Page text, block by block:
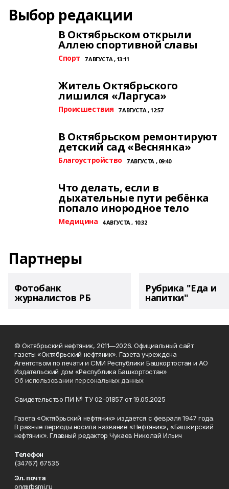
Выбор редакции
В Октябрьском открыли
Аллею спортивной славы
Спорт 7 АВГУСТА , 13:11
Житель Октябрьского
лишился «Ларгуса»
Происшествия 7 АВГУСТА , 12:57
В Октябрьском ремонтируют
детский сад «Веснянка»
Благоустройство 7 АВГУСТА , 09:40
Что делать, если в
дыхательные пути ребёнка
попало инородное тело
Медицина 4 АВГУСТА , 10:32
Партнеры
Фотобанк
журналистов РБ
Рубрика "Еда и
напитки"
© Октябрьский нефтяник, 2011—2026. Официальный сайт
газеты «Октябрьский нефтяник». Газета учреждена
Агентством по печати и СМИ Республики Башкортостан и АО
Издательский дом «Республика Башкортостан»
Об использовании персональных данных
Свидетельство ПИ № ТУ 02-01857 от 19.05.2025
Газета «Октябрьский нефтяник» издается с февраля 1947 года.
В разные периоды носила название «Нефтяник», «Башкирский
нефтяник». Главный редактор Чукаев Николай Ильич
Телефон
(34767) 67535
Эл. почта
on@rbsmi.ru